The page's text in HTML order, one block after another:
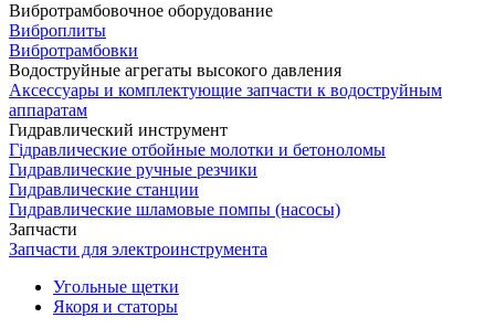
Вибротрамбовочное оборудование
Виброплиты
Вибротрамбовки
Водоструйные агрегаты высокого давления
Аксессуары и комплектующие запчасти к водоструйным
аппаратам
Гидравлический инструмент
Гідравлические отбойные молотки и бетоноломы
Гидравлические ручные резчики
Гидравлические станции
Гидравлические шламовые помпы (насосы)
Запчасти
Запчасти для электроинструмента
Угольные щетки
Якоря и статоры